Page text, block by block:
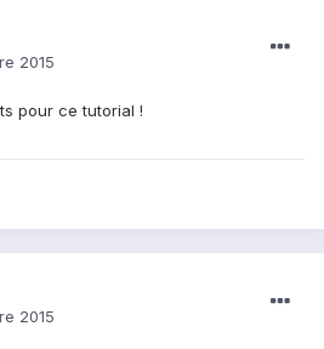
2015
pour ce tutorial !
2015